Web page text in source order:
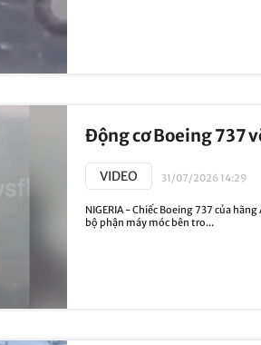
Động cơ Boeing 737
VIDEO 31/07/2026 14:29
NIGERIA - Chiếc Boeing 737 của
bộ phận máy móc bên tro...